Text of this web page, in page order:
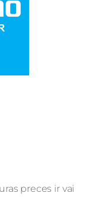
preces ir vai